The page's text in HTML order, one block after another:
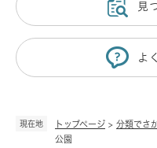
現在地 トップページ > 分類でさ
公園
見
よ